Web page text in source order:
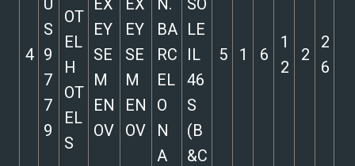
4
U
S
9
7
7
9
OT
EL
H
OT
EL
S
EX
EY
SE
M
EN
OV
EX
EY
SE
M
EN
OV
N.
BA
RC
EL
O
N
A
SO
LE
IL
46
S
(B
&C
5 1 6
1
2
2
2
6